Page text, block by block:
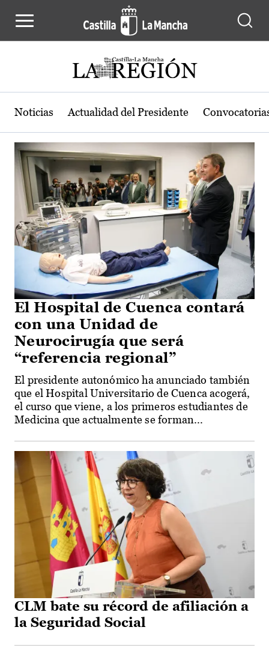
Actualidad de la región de Castilla-
Noticias Actualidad del Presidente
El Hospital de Cuenca contará
con una Unidad de
Neurocirugía que será
“referencia regional”
El presidente autonómico ha anunciado también
que el Hospital Universitario de Cuenca acogerá,
el curso que viene, a los primeros estudiantes de
Medicina que actualmente se forman...
CLM bate su récord de afiliación a
la Seguridad Social